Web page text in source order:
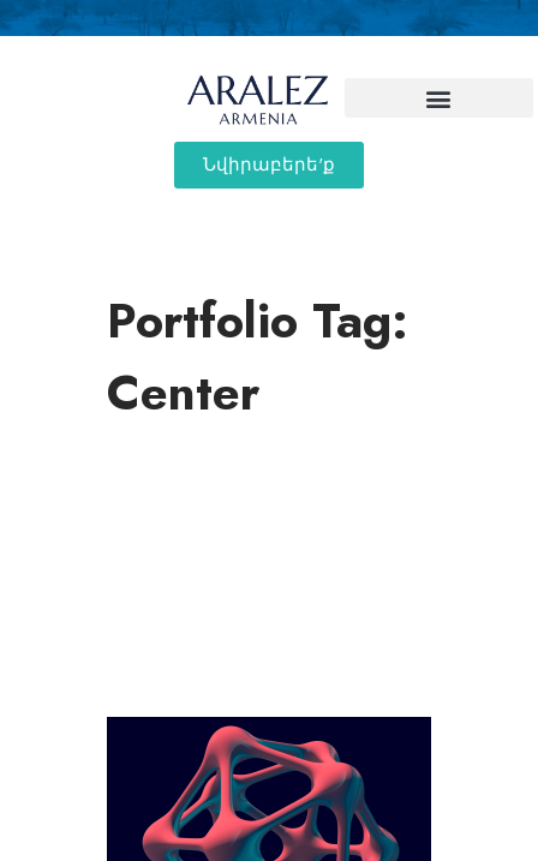
Նվիրաբերե'ք
Portfolio Tag:
Center